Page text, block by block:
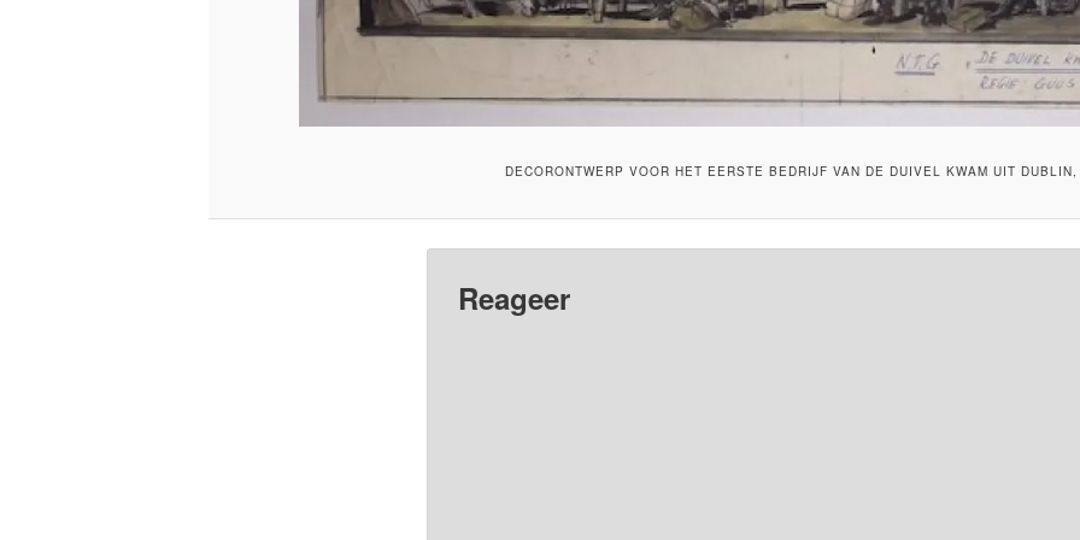
DECORONTWERP VOOR HET EERSTE BEDRIJF VAN DE DUIVEL KWAM UIT
Reageer